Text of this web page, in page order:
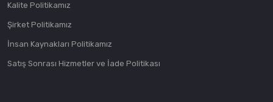
Kalite Politikamız
Şirket Politikamız
İnsan Kaynakları Politikamız
Satış Sonrası Hizmetler ve İade Politikası